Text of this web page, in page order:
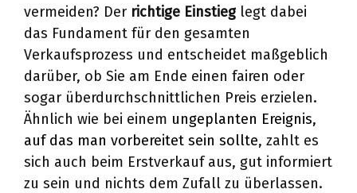
vermeiden? Der richtige Einstieglegt dabei
das Fundament für den gesamten
Verkaufsprozess und entscheidet maßgeblich
darüber, ob Sie am Ende einen fairen oder
sogar überdurchschnittlichen Preis erzielen.
Ähnlich wie bei einem ungeplanten Ereignis,
auf das man vorbereitet sein sollte, zahlt es
sich auch beim Erstverkauf aus, gut informiert
zu sein und nichts dem Zufall zu überlassen.